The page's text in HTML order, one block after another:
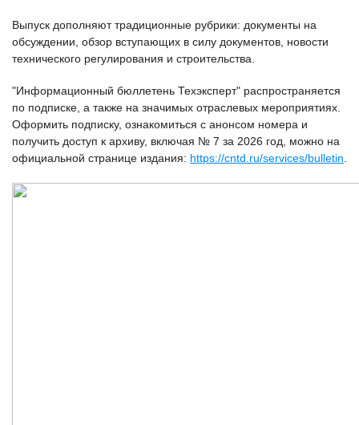
Выпуск дополняют традиционные рубрики: документы на
обсуждении, обзор вступающих в силу документов, новости
технического регулирования и строительства.
"Информационный бюллетень Техэксперт" распространяется
по подписке, а также на значимых отраслевых мероприятиях.
Оформить подписку, ознакомиться с анонсом номера и
получить доступ к архиву, включая № 7 за 2026 год, можно на
официальной странице издания: https://cntd.ru/services/bulletin.